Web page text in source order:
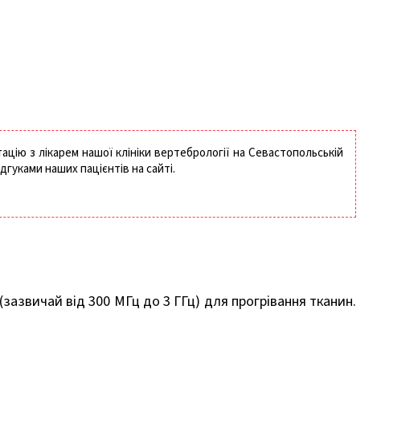
з лікарем нашої клініки вертебрології на Севастопольській
наших пацієнтів на сайті.
від 300 МГц до 3 ГГц) для прогрівання тканин.